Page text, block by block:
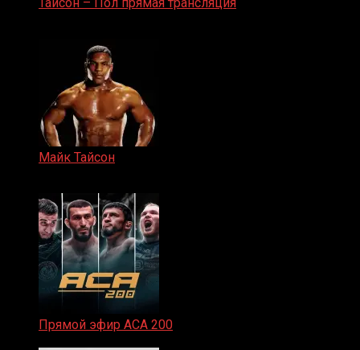
Тайсон – Пол прямая трансляция
Майк Тайсон
Прямой эфир ACA 200